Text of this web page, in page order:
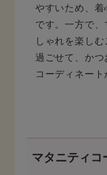
やすいため、
です。一方で
しゃれを楽し
過ごせて、か
コーディネート
マタニティ